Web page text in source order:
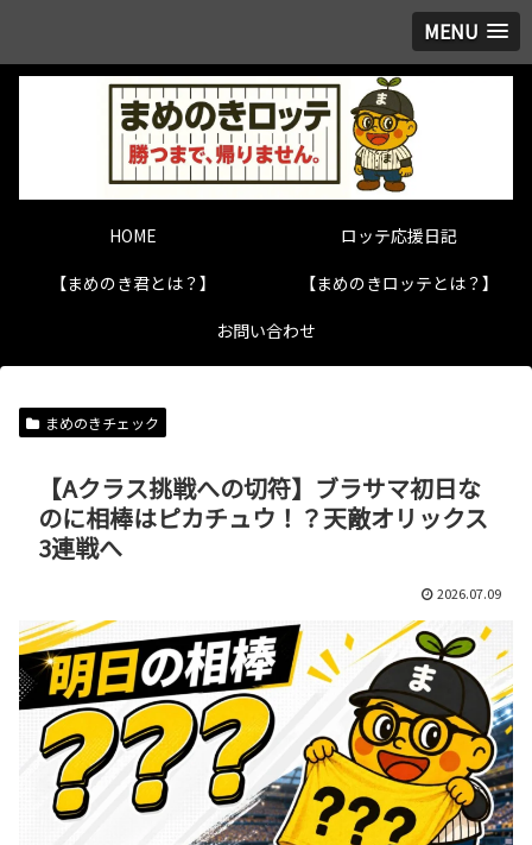
MENU
HOME
ロッテ応援日記
【まめのき君とは？】
【まめのきロッテとは？】
お問い合わせ
まめのきチェック
【Aクラス挑戦への切符】ブラサマ初日な
のに相棒はピカチュウ！？天敵オリックス
3連戦へ
2026.07.09